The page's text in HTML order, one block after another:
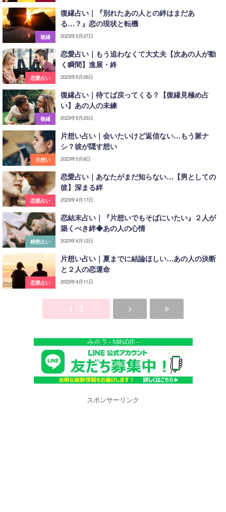
復縁
復縁占い｜『別れたあの人との絆はまだあ
る…？』恋の現状と転機
2023年5月27日
恋愛占い
恋愛占い｜もう追わなくて大丈夫【次あの人が動
く瞬間】進展・終
2023年5月26日
復縁
復縁占い｜待てば戻ってくる？【復縁見極め占
い】あの人の未練
2023年5月25日
片想い
片想い占い｜会いたいけど返信ない…もう脈ナ
シ？彼が隠す想い
2023年5月8日
恋愛占い
恋愛占い｜あなたがまだ知らない…【男としての
彼】深まる絆
2023年4月17日
精密占い
恋結末占い｜『片想いでもそばにいたい』２人が
築くべき絆◆あの人の心情
2023年4月12日
恋愛占い
片想い占い｜夏までに結論ほしい…あの人の決断
と２人の恋運命
2023年4月11日
1 / 3
スポンサーリンク